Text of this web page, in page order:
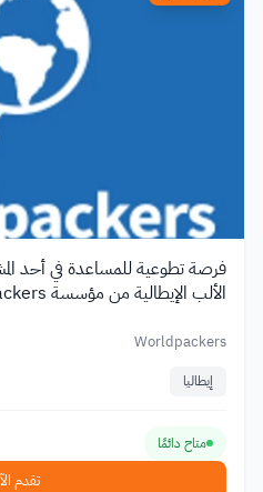
فرصة تطوعية للمساعدة في أحد
الألب الإيطالية من مؤسسة Worldpackers
Worldpackers
إيطاليا
متاح دائمًا
تقدم